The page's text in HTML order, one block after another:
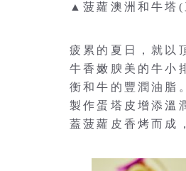
▲菠蘿澳洲和牛塔
疲累的夏日，就以
牛香嫩腴美的牛小
衡和牛的豐潤油脂
製作蛋塔皮增添溫
蓋菠蘿皮香烤而成